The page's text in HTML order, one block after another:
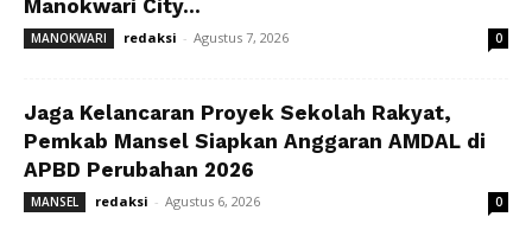
Manokwari City...
MANOKWARI redaksi - Agustus 7, 2026 0
Jaga Kelancaran Proyek Sekolah Rakyat,
Pemkab Mansel Siapkan Anggaran AMDAL di
APBD Perubahan 2026
MANSEL redaksi - Agustus 6, 2026 0